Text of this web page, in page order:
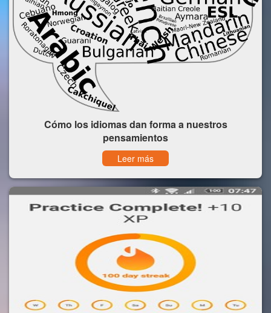
Cómo los idiomas dan forma a nuestros
pensamientos
Leer más